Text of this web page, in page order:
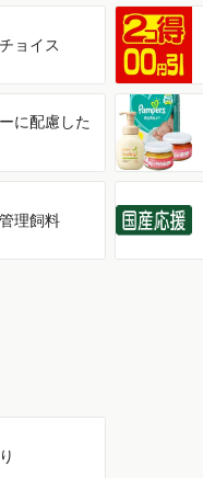
チョイス
に配慮した
理飼料